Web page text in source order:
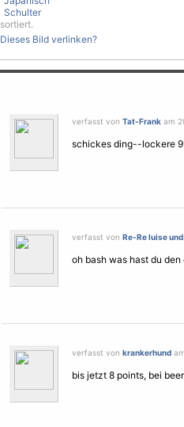
Schulter
sortiert.
Dieses Bild verlinken?
verfasst von Tat-Frank am
schickes ding--lockere
verfasst von Re-Re luise
oh bash was hast du
verfasst von krankerhund
bis jetzt 8 points, bei